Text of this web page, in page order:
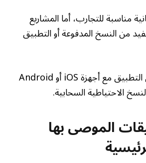
مناسبة للتجارب، أما المشاريع
من النسخ المدفوعة أو التطبيق
تحقق من توافق التطبيق مع أجهزة iOS أو Android
الاحتياطية السحابية.
الموصى بها